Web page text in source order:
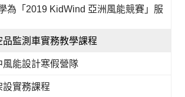
為「2019 KidWind 亞洲風能競賽」服
品監測車實務教學課程
風能設計寒假營隊
設實務課程